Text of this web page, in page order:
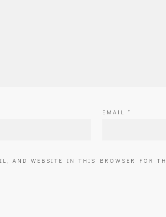
EMAIL *
AND WEBSITE IN THIS BROWSER FOR